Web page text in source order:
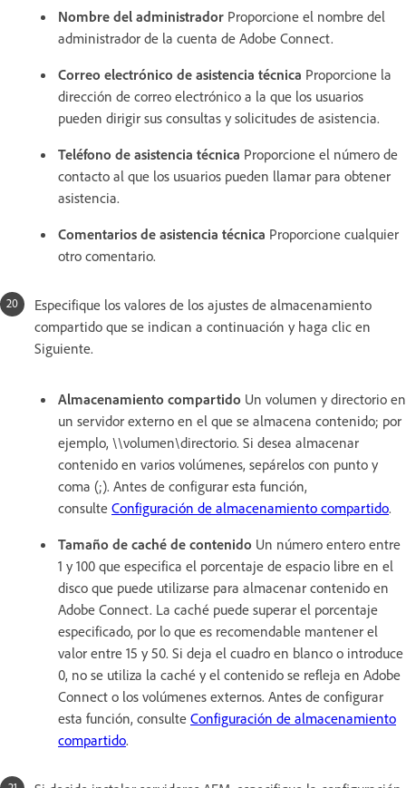
Nombre del administrador Proporcione el nombre del
administrador de la cuenta de Adobe Connect.
Correo electrónico de asistencia técnica Proporcione la
dirección de correo electrónico a la que los usuarios
pueden dirigir sus consultas y solicitudes de asistencia.
Teléfono de asistencia técnica Proporcione el número de
contacto al que los usuarios pueden llamar para obtener
asistencia.
Comentarios de asistencia técnica Proporcione cualquier
otro comentario.
Especifique los valores de los ajustes de almacenamiento
compartido que se indican a continuación y haga clic en
Siguiente.
Almacenamiento compartido Un volumen y directorio en
un servidor externo en el que se almacena contenido; por
ejemplo, \\volumen\directorio. Si desea almacenar
contenido en varios volúmenes, sepárelos con punto y
coma (;). Antes de configurar esta función,
consulte Configuración de almacenamiento compartido.
Tamaño de caché de contenido Un número entero entre
1 y 100 que especifica el porcentaje de espacio libre en el
disco que puede utilizarse para almacenar contenido en
Adobe Connect. La caché puede superar el porcentaje
especificado, por lo que es recomendable mantener el
valor entre 15 y 50. Si deja el cuadro en blanco o introduce
0, no se utiliza la caché y el contenido se refleja en Adobe
Connect o los volúmenes externos. Antes de configurar
esta función, consulte Configuración de almacenamiento
compartido.